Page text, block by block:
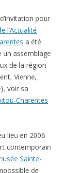
pour
l’Actualité
a été
un assemblage
de la région
Vienne,
voir sa
Charentes
lieu en 2006
contemporain
Sainte-
de